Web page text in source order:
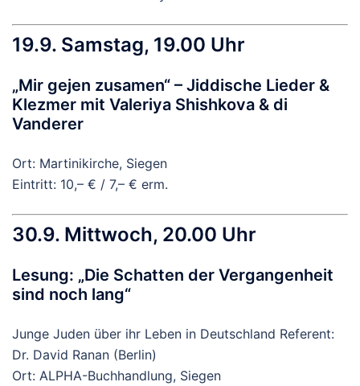
19.9. Samstag, 19.00 Uhr
„Mir gejen zusamen“ – Jiddische Lieder &
Klezmer mit Valeriya Shishkova & di
Vanderer
Ort: Martinikirche, Siegen
Eintritt: 10,– € / 7,– € erm.
30.9. Mittwoch, 20.00 Uhr
Lesung: „Die Schatten der Vergangenheit
sind noch lang“
Junge Juden über ihr Leben in Deutschland Referent:
Dr. David Ranan (Berlin)
Ort: ALPHA-Buchhandlung, Siegen